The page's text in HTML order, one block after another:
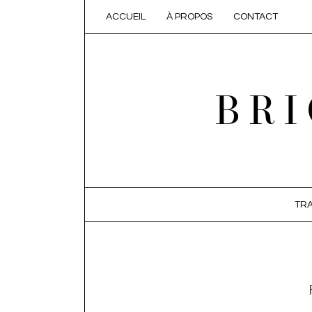
ACCUEIL À PROPOS CONTACT